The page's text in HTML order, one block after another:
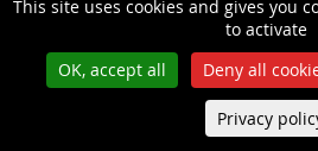
This site uses cookies and gives you
to activate
OK, accept all
Deny all
Privacy
Il ressort de la déclaration de
les termes suivants : « Ce contrat
conseiller Caisse d'Epargne
j'ai exprimés et à ma connaissance